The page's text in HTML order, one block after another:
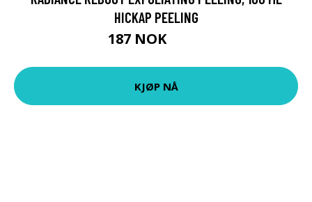
HICKAP PEELING
187 NOK
KJØP NÅ